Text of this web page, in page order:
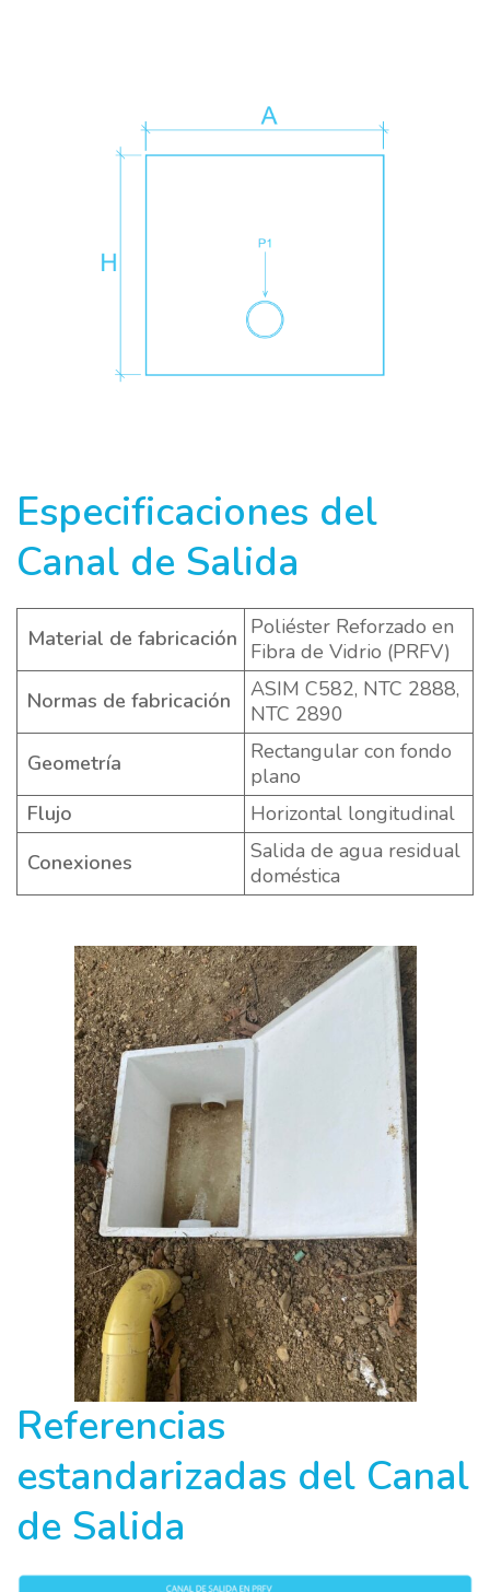
Especificaciones del
Canal de Salida
Material de fabricación Poliéster Reforzado en
Fibra de Vidrio (PRFV)
Normas de fabricación
ASIM C582, NTC 2888,
NTC 2890
Geometría
Rectangular con fondo
plano
Flujo
Horizontal longitudinal
Conexiones
Salida de agua residual
doméstica
Referencias
estandarizadas del Canal
de Salida